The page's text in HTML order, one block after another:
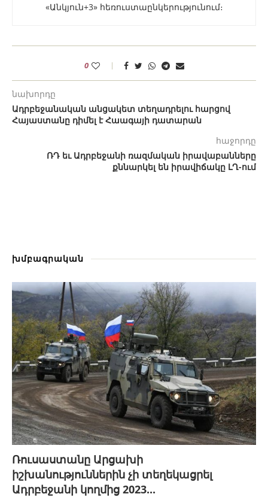
«Անկյուն+3» հեռուստաընկերությունում։
0
նախորդը
Ադրբեջանական անցակետ տեղադրելու հարցով
Հայաստանը դիմել է Հաագայի դատարան
հաջորդը
ՌԴ եւ Ադրբեջանի ռազմական իրավաբանները
քննարկել են իրավիճակը ԼՂ-ում
խմբագրական
Ռուսաստանը Արցախի
իշխանություններին չի տեղեկացրել
Ադրբեջանի կողմից 2023...